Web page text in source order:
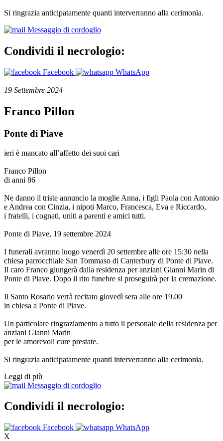
Si ringrazia anticipatamente quanti interverranno alla cerimonia.
Messaggio di cordoglio
Condividi il necrologio:
Facebook WhatsApp
19 Settembre 2024
Franco Pillon
Ponte di Piave
ieri è mancato all’affetto dei suoi cari
Franco Pillon
di anni 86
Ne danno il triste annuncio la moglie Anna, i figli Paola con Antonio
e Andrea con Cinzia, i nipoti Marco, Francesca, Eva e Riccardo,
i fratelli, i cognati, uniti a parenti e amici tutti.
Ponte di Piave, 19 settembre 2024
I funerali avranno luogo venerdì 20 settembre alle ore 15:30 nella
chiesa parrocchiale San Tommaso di Canterbury di Ponte di Piave.
Il caro Franco giungerà dalla residenza per anziani Gianni Marin di
Ponte di Piave. Dopo il rito funebre si proseguirà per la cremazione.
Il Santo Rosario verrà recitato giovedì sera alle ore 19.00
in chiesa a Ponte di Piave.
Un particolare ringraziamento a tutto il personale della residenza per
anziani Gianni Marin
per le amorevoli cure prestate.
Si ringrazia anticipatamente quanti interverranno alla cerimonia.
Leggi di più
Messaggio di cordoglio
Condividi il necrologio:
Facebook
WhatsApp
X